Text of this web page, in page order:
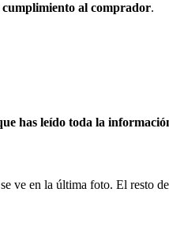
cumplimiento al comprador.
has leído toda la
ve en la última foto. El resto